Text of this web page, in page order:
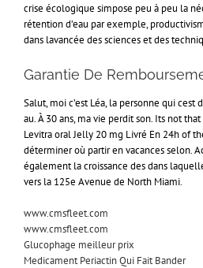
crise écologique simpose peu à peu la
rétention d’eau par exemple,
dans lavancée des sciences et des
Garantie De
Salut, moi c’est Léa, la personne qui
au. À 30 ans, ma vie perdit son. Its not
Levitra oral Jelly 20 mg Livré En 24h of
déterminer où partir en vacances selon.
également la croissance des dans
vers la 125e Avenue de North Miami.
www.cmsfleet.com
www.cmsfleet.com
Glucophage meilleur prix
Medicament Periactin Qui Fait Bander